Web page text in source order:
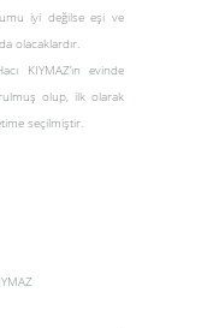
iyi değilse eşi ve
olacaklardır.
KIYMAZ’ın evinde
olup, ilk olarak
seçilmiştir.